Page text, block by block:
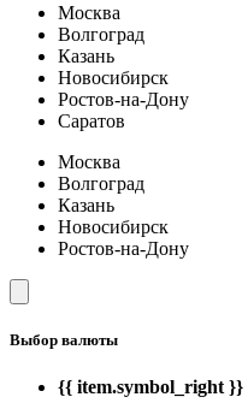
Москва
Волгоград
Казань
Новосибирск
Ростов-на-Дону
Саратов
Москва
Волгоград
Казань
Новосибирск
Ростов-на-Дону
Выбор валюты
{{ item.symbol_right }}